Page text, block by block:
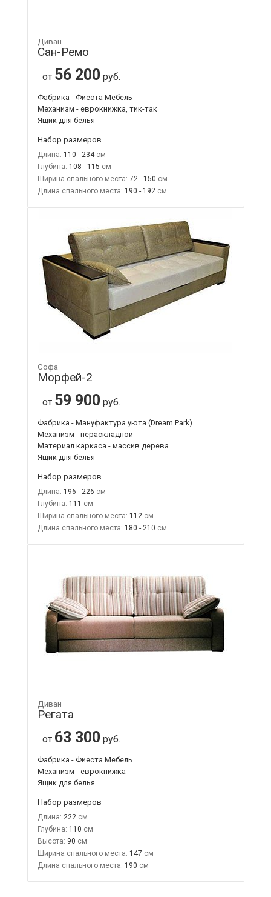
Диван
Сан-Ремо
от 56 200 руб.
Фабрика - Фиеста Мебель
Механизм - еврокнижка, тик-так
Ящик для белья
Набор размеров
Длина: 110 - 234
Глубина: 108 - 115
Ширина спального места: 72 - 150
Длина спального места: 190 - 192
Софа
Морфей-2
от 59 900 руб.
Фабрика - Мануфактура уюта (Dream Park)
Механизм - нераскладной
Материал каркаса - массив дерева
Ящик для белья
Набор размеров
Длина: 196 - 226
Глубина: 111
Ширина спального места: 112
Длина спального места: 180 - 210
Диван
Регата
от 63 300 руб.
Фабрика - Фиеста Мебель
Механизм - еврокнижка
Ящик для белья
Набор размеров
Длина: 222
Глубина: 110
Высота: 90
Ширина спального места: 147
Длина спального места: 190